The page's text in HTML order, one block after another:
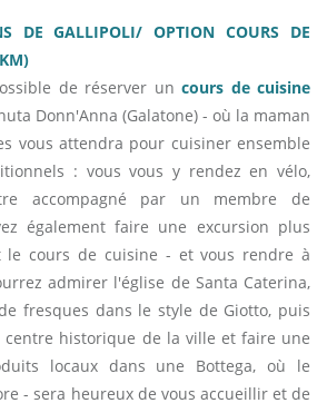
DE GALLIPOLI/ OPTION COURS DE
de réserver uncours de cuisine
Donn'Anna (Galatone) - où la maman
vous attendra pour cuisiner ensemble
: vous vous y rendez en vélo,
accompagné par un membre de
également faire une excursion plus
le cours de cuisine - et vous rendre à
admirer l'église de Santa Caterina,
fresques dans le style de Giotto, puis
historique de la ville et faire une
locaux dans une Bottega, où le
- sera heureux de vous accueillir et de